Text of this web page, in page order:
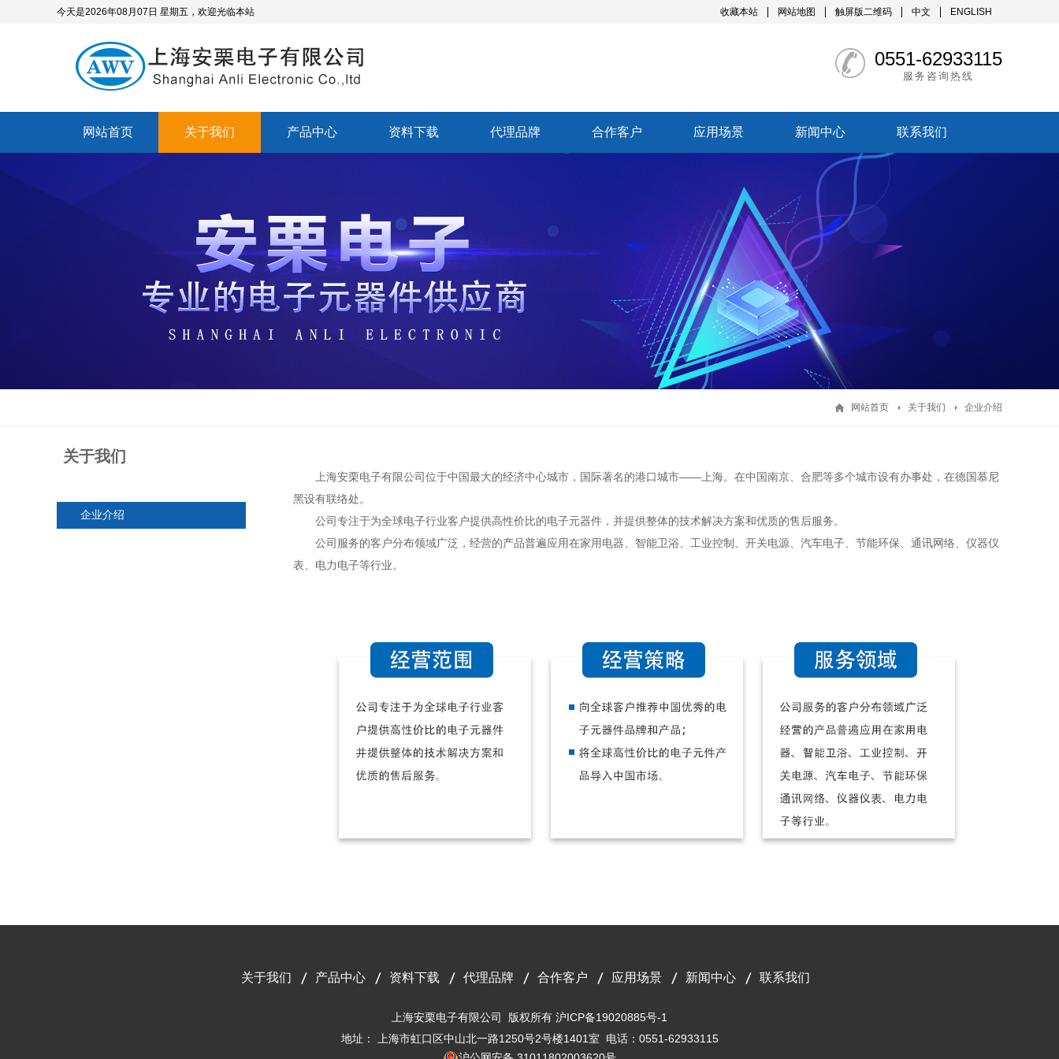
今天是2026年08月07日 星期五，欢迎光临本站 收藏本站 网站地图 触屏版二维码 中文 ENGLISH
0551-62933115
服务咨询热线
网站首页 关于我们 产品中心 资料下载 代理品牌 合作客户 应用场景 新闻中心 联系我们
网站首页 关于我们 企业介绍
关于我们
企业介绍
上海安栗电子有限公司位于中国最大的经济中心城市，国际著名的港口城市——上海。在中国南京、合肥等多个城市设有办事处，在德国慕尼
黑设有联络处。
公司专注于为全球电子行业客户提供高性价比的电子元器件，并提供整体的技术解决方案和优质的售后服务。
公司服务的客户分布领域广泛，经营的产品普遍应用在家用电器、智能卫浴、工业控制、开关电源、汽车电子、节能环保、通讯网络、仪器仪
表、电力电子等行业。
关于我们 产品中心 资料下载 代理品牌 合作客户 应用场景 新闻中心 联系我们
上海安栗电子有限公司 版权所有 沪ICP备19020885号-1
地址： 上海市虹口区中山北一路1250号2号楼1401室 电话：0551-62933115